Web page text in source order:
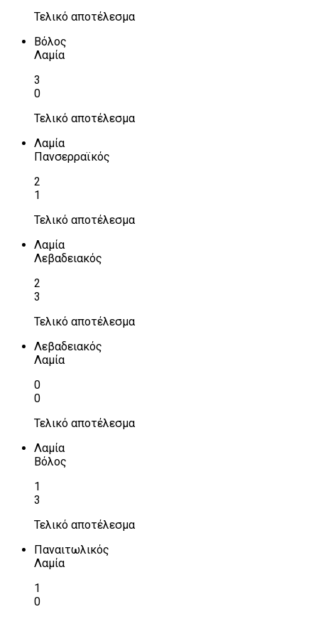
Τελικό αποτέλεσμα
Βόλος
Λαμία
3
0
Τελικό αποτέλεσμα
Λαμία
Πανσερραϊκός
2
1
Τελικό αποτέλεσμα
Λαμία
Λεβαδειακός
2
3
Τελικό αποτέλεσμα
Λεβαδειακός
Λαμία
0
0
Τελικό αποτέλεσμα
Λαμία
Βόλος
1
3
Τελικό αποτέλεσμα
Παναιτωλικός
Λαμία
1
0